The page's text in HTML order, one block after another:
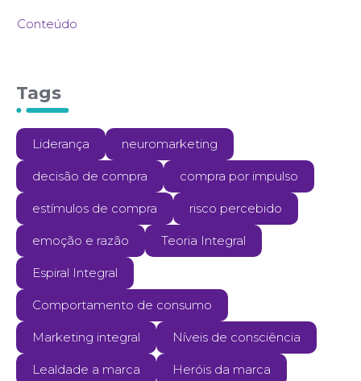
Conteúdo
Tags
Liderança neuromarketing
decisão de compra compra por impulso
estímulos de compra risco percebido
emoção e razão Teoria Integral
Espiral Integral
Comportamento de consumo
Marketing integral Níveis de consciência
Lealdade a marca Heróis da marca